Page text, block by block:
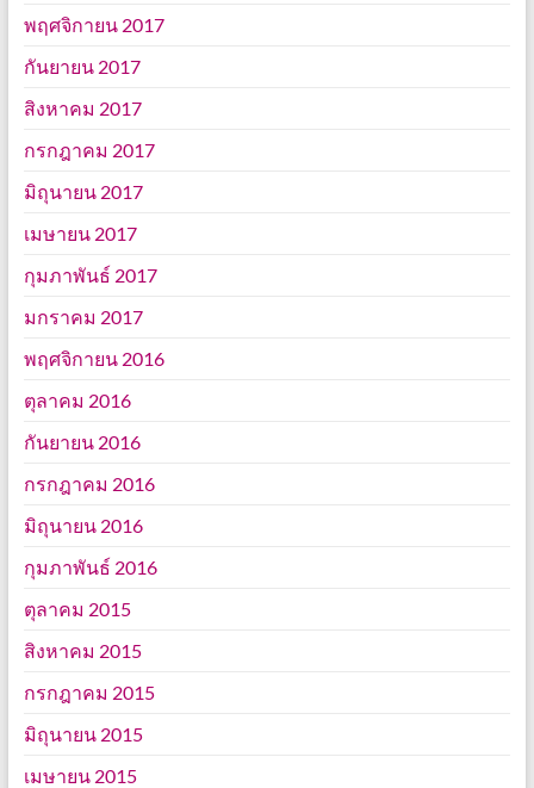
พฤศจิกายน 2017
กันยายน 2017
สิงหาคม 2017
กรกฎาคม 2017
มิถุนายน 2017
เมษายน 2017
กุมภาพันธ์ 2017
มกราคม 2017
พฤศจิกายน 2016
ตุลาคม 2016
กันยายน 2016
กรกฎาคม 2016
มิถุนายน 2016
กุมภาพันธ์ 2016
ตุลาคม 2015
สิงหาคม 2015
กรกฎาคม 2015
มิถุนายน 2015
เมษายน 2015